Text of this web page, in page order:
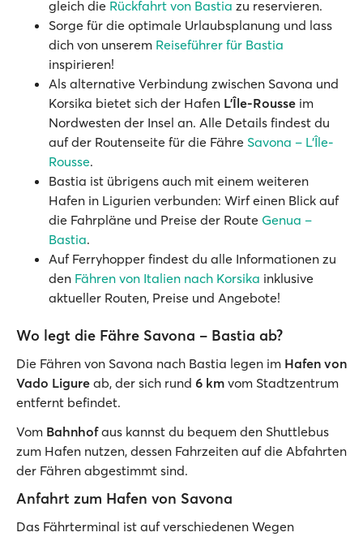
gleich die Rückfahrt von Bastia zu reservieren.
Sorge für die optimale Urlaubsplanung und lass
dich von unserem Reiseführer für Bastia
inspirieren!
Als alternative Verbindung zwischen Savona und
Korsika bietet sich der Hafen L’Île-Rousse im
Nordwesten der Insel an. Alle Details findest du
auf der Routenseite für die Fähre Savona – L’Île-
Rousse.
Bastia ist übrigens auch mit einem weiteren
Hafen in Ligurien verbunden: Wirf einen Blick auf
die Fahrpläne und Preise der Route Genua –
Bastia.
Auf Ferryhopper findest du alle Informationen zu
den Fähren von Italien nach Korsika inklusive
aktueller Routen, Preise und Angebote!
Wo legt die Fähre Savona – Bastia ab?
Die Fähren von Savona nach Bastia legen im Hafen von
Vado Ligure ab, der sich rund 6 km vom Stadtzentrum
entfernt befindet.
Vom Bahnhofaus kannst du bequem den Shuttlebus
zum Hafen nutzen, dessen Fahrzeiten auf die Abfahrten
der Fähren abgestimmt sind.
Anfahrt zum Hafen von Savona
Das Fährterminal ist auf verschiedenen Wegen